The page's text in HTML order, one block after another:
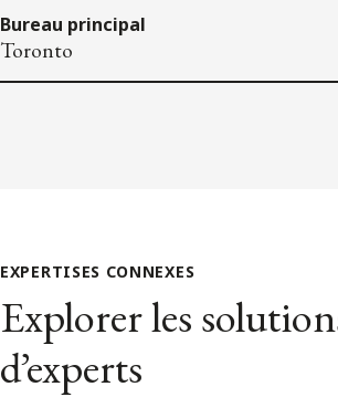
Bureau principal
Toronto
EXPERTISES CONNEXES
Explorer les
d’experts